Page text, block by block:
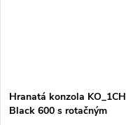
Hranatá konzola KO_1CH
Black 600 s rotačným